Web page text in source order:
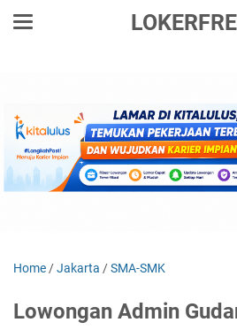
Home /Jakarta /SMA-SMK
Lowongan Admin